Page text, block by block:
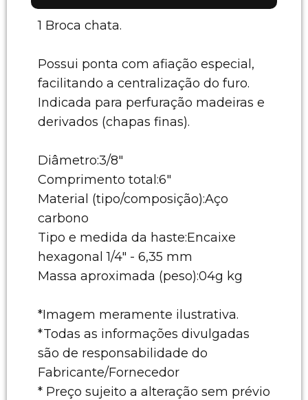
1 Broca chata.
Possui ponta com afiação especial,
facilitando a centralização do furo.
Indicada para perfuração madeiras e
derivados (chapas finas).
Diâmetro:3/8"
Comprimento total:6"
Material (tipo/composição):Aço
carbono
Tipo e medida da haste:Encaixe
hexagonal 1/4" - 6,35 mm
Massa aproximada (peso):04g kg
*Imagem meramente ilustrativa.
*Todas as informações divulgadas
são de responsabilidade do
Fabricante/Fornecedor
* Preço sujeito a alteração sem prévio